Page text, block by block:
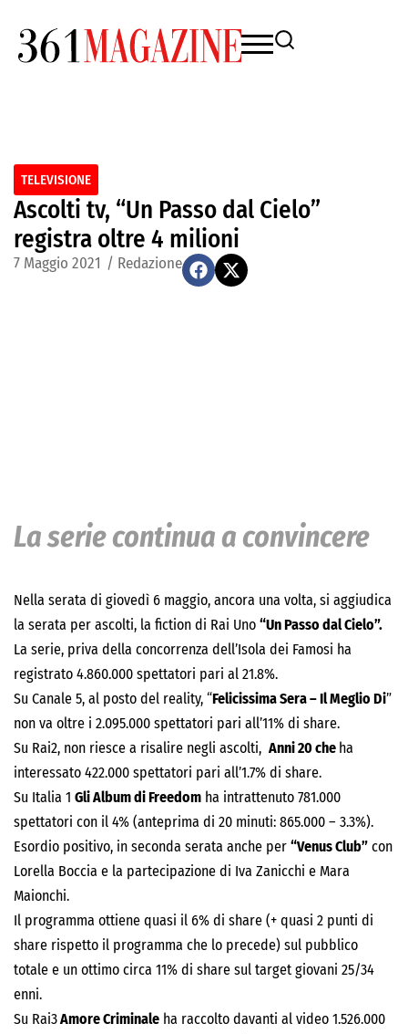
TELEVISIONE
Ascolti tv, “Un Passo dal Cielo”
registra oltre 4 milioni
7 Maggio 2021 / Redazione
La serie continua a convincere
Nella serata di giovedì 6 maggio, ancora una volta, si aggiudica
la serata per ascolti, la fiction di Rai Uno “Un Passo dal Cielo”.
La serie, priva della concorrenza dell’Isola dei Famosi ha
registrato 4.860.000 spettatori pari al 21.8%.
Su Canale 5, al posto del reality, “Felicissima Sera – Il Meglio Di”
non va oltre i 2.095.000 spettatori pari all’11% di share.
Su Rai2, non riesce a risalire negli ascolti, Anni 20 che ha
interessato 422.000 spettatori pari all’1.7% di share.
Su Italia 1 Gli Album di Freedom ha intrattenuto 781.000
spettatori con il 4% (anteprima di 20 minuti: 865.000 – 3.3%).
Esordio positivo, in seconda serata anche per “Venus Club” con
Lorella Boccia e la partecipazione di Iva Zanicchi e Mara
Maionchi.
Il programma ottiene quasi il 6% di share (+ quasi 2 punti di
share rispetto il programma che lo precede) sul pubblico
totale e un ottimo circa 11% di share sul target giovani 25/34
enni.
Su Rai3Amore Criminale ha raccolto davanti al video 1.526.000